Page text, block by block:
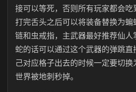
接可以等死，否则所有玩家都会吃
打完舌头之后可以将装备替换为
链和虫戒指，主武器最好推荐仙
蛇的话可以通过这个武器的弹跳
己对应格子出去的时候一定要切
世界被地刺秒掉。